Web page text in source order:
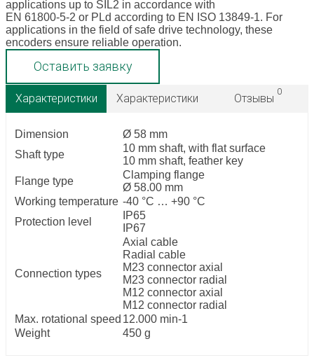
applications up to SIL2 in accordance with
EN 61800-5-2 or PLd according to EN ISO 13849-1. For
applications in the field of safe drive technology, these
encoders ensure reliable operation.
Оставить заявку
Характеристики Характеристики Отзывы
0
Dimension
Ø 58 mm
Shaft type
10 mm shaft, with flat surface
10 mm shaft, feather key
Flange type
Clamping flange
Ø 58.00 mm
Working temperature -40 °C … +90 °C
Protection level
IP65
IP67
Connection types
Axial cable
Radial cable
M23 connector axial
M23 connector radial
M12 connector axial
M12 connector radial
Max. rotational speed 12.000 min-1
Weight
450 g